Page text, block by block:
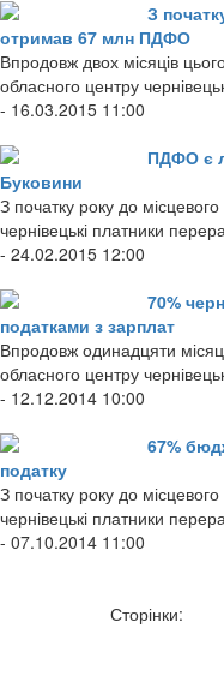
З
отримав 67 млн ПДФО
Впродовж двох місяців
обласного центру
- 16.03.2015 11:00
ПДФО є
Буковини
З початку року до
чернівецькі платники
- 24.02.2015 12:00
70%
податками з зарплат
Впродовж одинадцяти
обласного центру
- 12.12.2014 10:00
67%
податку
З початку року до
чернівецькі платники
- 07.10.2014 11:00
Сторінки: